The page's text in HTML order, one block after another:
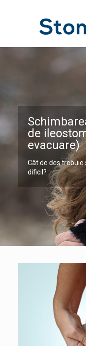
de
evacuare)
Cât de des
dificil?